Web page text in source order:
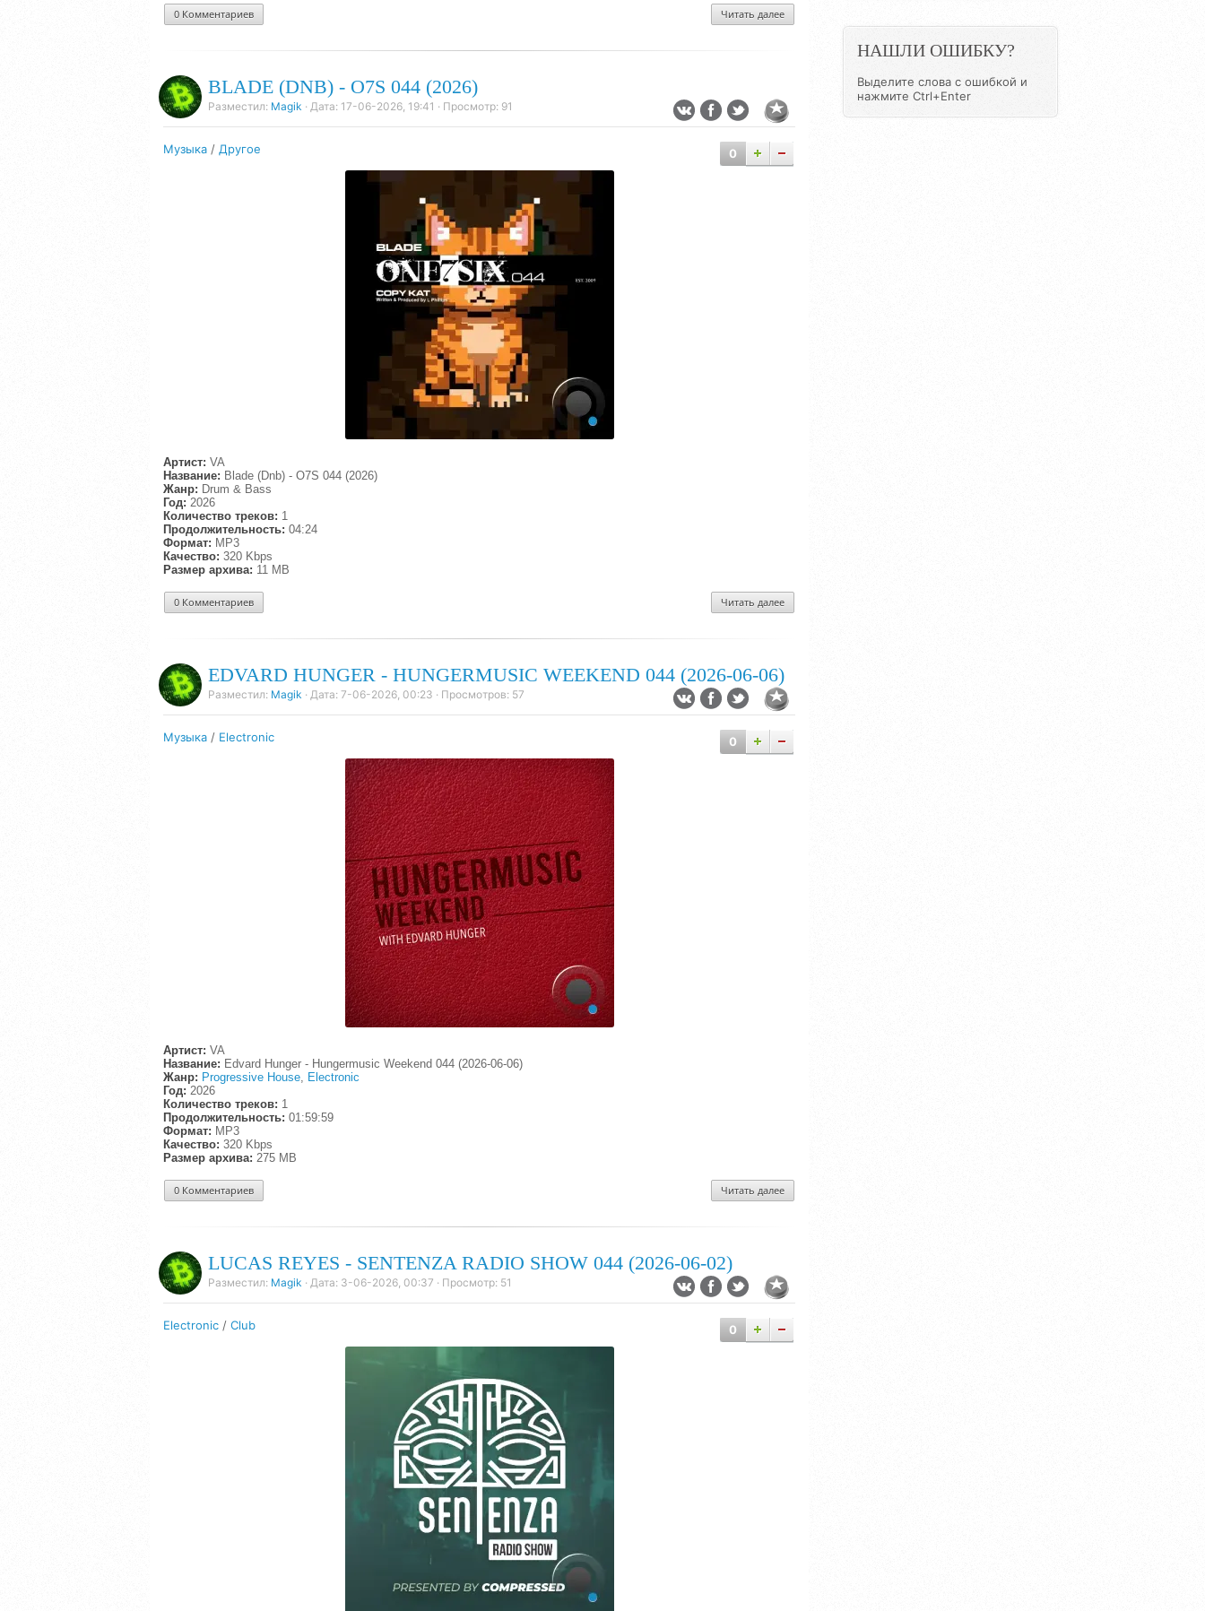
0 Комментариев Читать далее
BLADE (DNB) - O7S 044 (2026)
Разместил: Magik · Дата: 17-06-2026, 19:41 · Просмотр: 91
Музыка / Другое 0
Артист: VA
Название: Blade (Dnb) - O7S 044 (2026)
Жанр: Drum & Bass
Год: 2026
Количество треков: 1
Продолжительность: 04:24
Формат: MP3
Качество: 320 Kbps
Размер архива: 11 MB
0 Комментариев Читать далее
EDVARD HUNGER - HUNGERMUSIC WEEKEND 044 (2026-06-06)
Разместил: Magik · Дата: 7-06-2026, 00:23 · Просмотров: 57
Музыка / Electronic 0
Артист: VA
Название: Edvard Hunger - Hungermusic Weekend 044 (2026-06-06)
Жанр: Progressive House, Electronic
Год: 2026
Количество треков: 1
Продолжительность: 01:59:59
Формат: MP3
Качество: 320 Kbps
Размер архива: 275 MB
0 Комментариев Читать далее
LUCAS REYES - SENTENZA RADIO SHOW 044 (2026-06-02)
Разместил: Magik · Дата: 3-06-2026, 00:37 · Просмотр: 51
Electronic / Club 0
НАШЛИ ОШИБКУ?
Выделите слова с ошибкой и
нажмите Ctrl+Enter